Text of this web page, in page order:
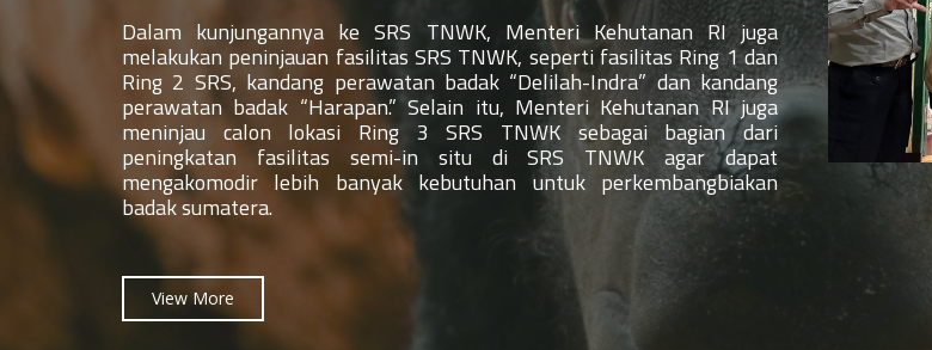
Dalam kunjungannya ke SRS TNWK, Menteri Kehutanan RI juga
melakukan peninjauan fasilitas SRS TNWK, seperti fasilitas Ring 1 dan
Ring 2 SRS, kandang perawatan badak “Delilah-Indra” dan kandang
perawatan badak “Harapan.” Selain itu, Menteri Kehutanan RI juga
meninjau calon lokasi Ring 3 SRS TNWK sebagai bagian dari
peningkatan fasilitas semi-in situ di SRS TNWK agar dapat
mengakomodir lebih banyak kebutuhan untuk perkembangbiakan
badak sumatera.
View More